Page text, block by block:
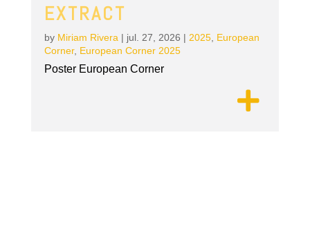
EXTRACT
by Miriam Rivera | jul. 27, 2026 | 2025, European
Corner, European Corner 2025
Poster European Corner